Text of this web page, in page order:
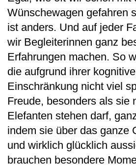
Wünschewagen gefahren
ist anders. Und auf jeder
wir Begleiterinnen ganz
Erfahrungen machen. So
die aufgrund ihrer
Einschränkung nicht viel
Freude, besonders als sie
Elefanten stehen darf,
indem sie über das ganze
und wirklich glücklich
brauchen besondere